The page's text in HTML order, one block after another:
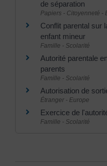
de séparation
Papiers - Citoyenneté -
Conflit parental sur
enfant mineur
Famille - Scolarité
Autorité parentale
parents
Famille - Scolarité
Autorisation de
Étranger - Europe
Exercice de
Famille - Scolarité